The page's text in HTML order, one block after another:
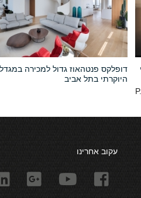
דופלקס פנטהאוז גדול למכירה
היוקרתי בתל אביב
עקוב אחרינו